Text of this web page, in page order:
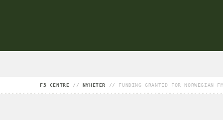
F3 CENTRE // NYHETER // FUNDING GRANTED FOR NORWEGIAN